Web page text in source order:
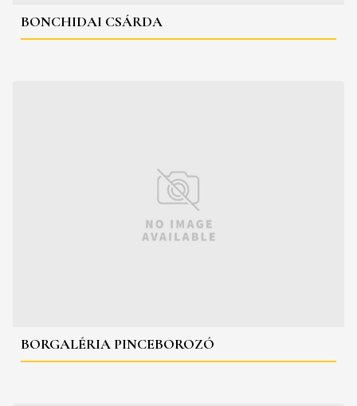
BONCHIDAI CSÁRDA
BORGALÉRIA PINCEBOROZÓ